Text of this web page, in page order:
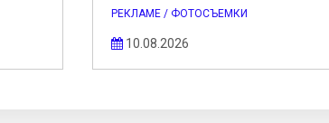
РЕКЛАМЕ / ФОТОСЪЕМКИ
10.08.2026